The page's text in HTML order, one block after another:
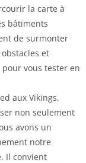
la carte à
bâtiments
de surmonter
et
pour vous tester en
aux Vikings,
non seulement
avons un
notre
Il convient